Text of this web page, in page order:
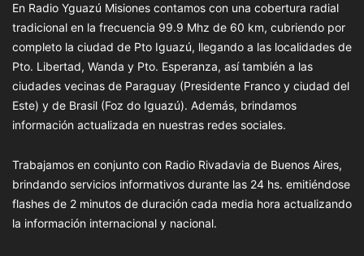
En Radio Yguazú Misiones contamos con una cobertura radial
tradicional en la frecuencia 99.9 Mhz de 60 km, cubriendo por
completo la ciudad de Pto Iguazú, llegando a las localidades de
Pto. Libertad, Wanda y Pto. Esperanza, así también a las
ciudades vecinas de Paraguay (Presidente Franco y ciudad del
Este) y de Brasil (Foz do Iguazú). Además, brindamos
información actualizada en nuestras redes sociales.
Trabajamos en conjunto con Radio Rivadavia de Buenos Aires,
brindando servicios informativos durante las 24 hs. emitiéndose
flashes de 2 minutos de duración cada media hora actualizando
la información internacional y nacional.